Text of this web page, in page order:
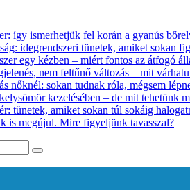
így ismerhetjük fel korán a gyanús
idegrendszeri tünetek, amiket sokan
egy kézben – miért fontos az átfogó
nem feltűnő változás – mit
nőknél: sokan tudnak róla, mégsem
kezelésében – de mit tehetünk
tünetek, amiket sokan túl sokáig
is megújul. Mire figyeljünk tavasszal?